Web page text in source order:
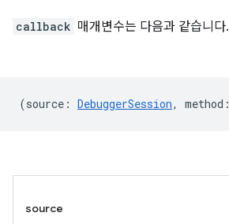
callback 매개변수는 다음과 같습니다.
(source : DebuggerSession, method :
source